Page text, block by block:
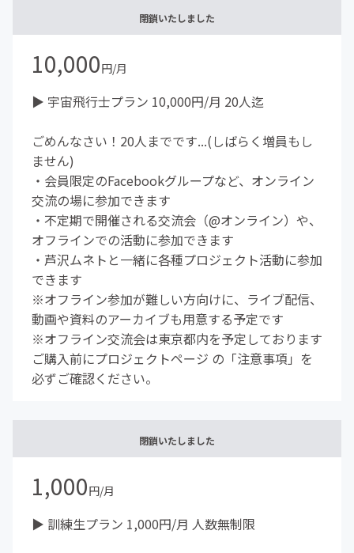
閉鎖いたしました
10,000円/月
▶︎ 宇宙飛行士プラン 10,000円/月 20人迄
ごめんなさい！20人までです...(しばらく増員もし
ません)
・会員限定のFacebookグループなど、オンライン
交流の場に参加できます
・不定期で開催される交流会（@オンライン）や、
オフラインでの活動に参加できます
・芦沢ムネトと一緒に各種プロジェクト活動に参加
できます
※オフライン参加が難しい方向けに、ライブ配信、
動画や資料のアーカイブも用意する予定です
※オフライン交流会は東京都内を予定しております
ご購入前にプロジェクトページ の「注意事項」を
必ずご確認ください。
閉鎖いたしました
1,000円/月
▶︎ 訓練生プラン 1,000円/月 人数無制限